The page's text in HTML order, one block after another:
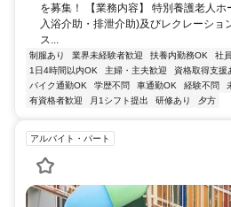
を募集！ 【業務内容】 特別養護老人ホ
入浴介助・排泄介助)及びレクレーショ
ス...
制服あり 業界未経験者歓迎 扶養内勤務OK 社
1日4時間以内OK
主婦・主夫歓迎 資格取得支援
バイク通勤OK
学歴不問 車通勤OK 経験不問
有資格者歓迎
月1シフト提出 研修あり 夕方
アルバイト・パート